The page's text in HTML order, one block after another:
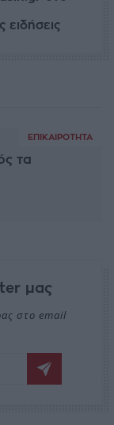
ειδήσεις
ΕΠΙΚΑΙΡΌΤΗΤΑ
τα
μας
στο email